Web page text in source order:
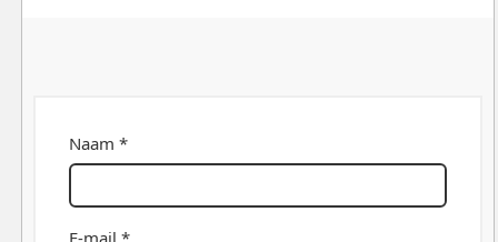
Naam *
E-mail *